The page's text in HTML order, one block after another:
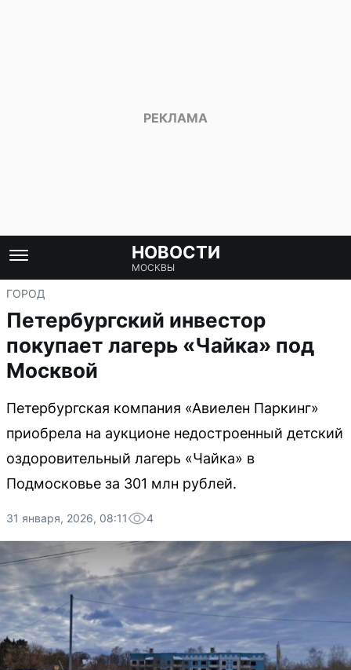
НОВОСТИ
МОСКВЫ
ГОРОД
Петербургский инвестор
покупает лагерь «Чайка» под
Москвой
Петербургская компания «Авиелен Паркинг»
приобрела на аукционе недостроенный детский
оздоровительный лагерь «Чайка» в
Подмосковье за 301 млн рублей.
31 января, 2026, 08:11 4